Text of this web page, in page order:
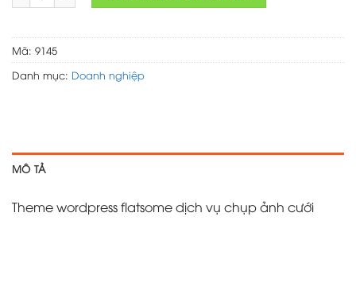
7,000,000 ₫.5,000,000 ₫.
Mã: 9145
Danh mục: Doanh nghiệp
MÔ TẢ
Theme wordpress flatsome dịch vụ chụp ảnh cưới